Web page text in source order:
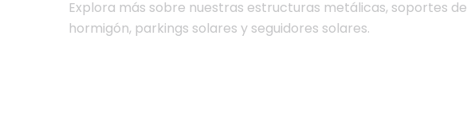
Explora más sobre nuestras estructuras metálicas, soportes de
hormigón, parkings solares y seguidores solares.